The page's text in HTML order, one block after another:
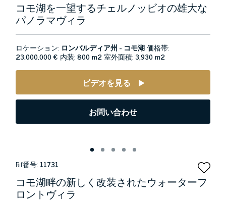
コモ湖を一望するチェルノッビオの雄大な
パノラマヴィラ
ロケーション: ロンバルディア州 - コモ湖価格帯:
23.000.000 € 内装:800 m2室外面積:3,930 m2
ビデオを見る
お問い合わせ
Rif番号: 11731
コモ湖畔の新しく改装されたウォーターフ
ロントヴィラ